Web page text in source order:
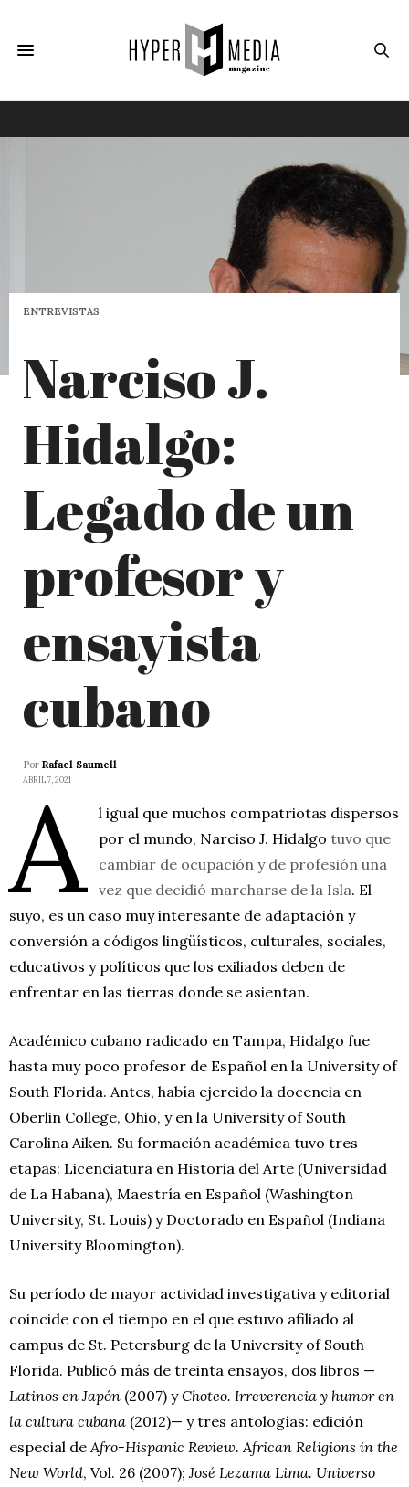
ENTREVISTAS
Narciso J.
Hidalgo:
Legado de un
profesor y
ensayista
cubano
Por Rafael Saumell
ABRIL 7, 2021
A
l igual que muchos compatriotas dispersos
por el mundo, Narciso J. Hidalgo tuvo que
cambiar de ocupación y de profesión una
vez que decidió marcharse de la Isla. El
suyo, es un caso muy interesante de adaptación y
conversión a códigos lingüísticos, culturales, sociales,
educativos y políticos que los exiliados deben de
enfrentar en las tierras donde se asientan.
Académico cubano radicado en Tampa, Hidalgo fue
hasta muy poco profesor de Español en la University of
South Florida. Antes, había ejercido la docencia en
Oberlin College, Ohio, y en la University of South
Carolina Aiken. Su formación académica tuvo tres
etapas: Licenciatura en Historia del Arte (Universidad
de La Habana), Maestría en Español (Washington
University, St. Louis) y Doctorado en Español (Indiana
University Bloomington).
Su período de mayor actividad investigativa y editorial
coincide con el tiempo en el que estuvo afiliado al
campus de St. Petersburg de la University of South
Florida. Publicó más de treinta ensayos, dos libros —
Latinos en Japón (2007) yChoteo. Irreverencia y humor en
la cultura cubana (2012)— y tres antologías: edición
especial de Afro-Hispanic Review. African Religions in the
New World, Vol. 26 (2007); José Lezama Lima. Universo